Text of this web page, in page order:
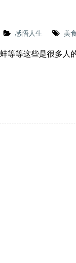
感悟人生 美
等等这些是很多人